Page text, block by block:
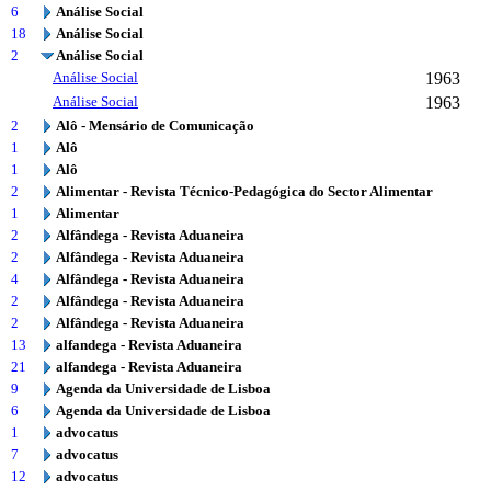
6
Análise Social
18
Análise Social
2
Análise Social
Análise Social
1963
Análise Social 1963
2
Alô - Mensário de Comunicação
1
Alô
1
Alô
2
Alimentar - Revista Técnico-Pedagógica do Sector Alimentar
1
Alimentar
2
Alfândega - Revista Aduaneira
2
Alfândega - Revista Aduaneira
4
Alfândega - Revista Aduaneira
2
Alfândega - Revista Aduaneira
2
Alfândega - Revista Aduaneira
13
alfandega - Revista Aduaneira
21
alfandega - Revista Aduaneira
9
Agenda da Universidade de Lisboa
6
Agenda da Universidade de Lisboa
1
advocatus
7
advocatus
12
advocatus